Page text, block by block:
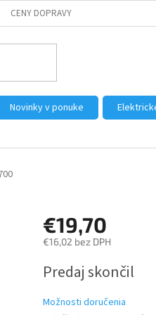
CENY DOPRAVY DÔVODY
Novinky v ponuke
€19,70
€16,02 bez DPH
cena:
Predaj skončil
Možnosti doručenia